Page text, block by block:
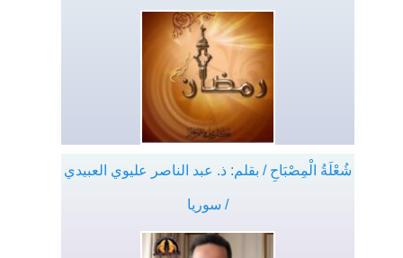
شُعْلَةُ الْمِصْبَاحِ / بقلم: ذ. عبد الناصر عليوي العبيدي
/ سوريا